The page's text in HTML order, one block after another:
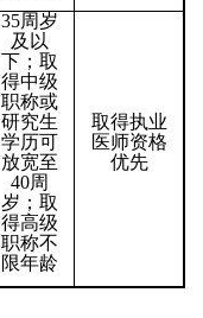
35周岁
及以
下；取
得中级
职称或
研究生
学历可
放宽至
40周
岁；取
得高级
职称不
限年龄
取得执业
医师资格
优先